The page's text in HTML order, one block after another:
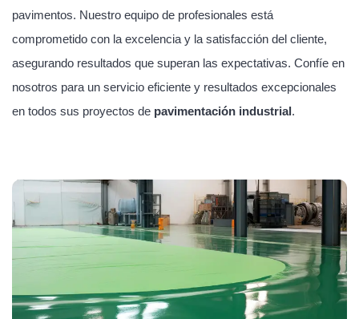
pavimentos. Nuestro equipo de profesionales está
comprometido con la excelencia y la satisfacción del cliente,
asegurando resultados que superan las expectativas. Confíe en
nosotros para un servicio eficiente y resultados excepcionales
en todos sus proyectos de pavimentación industrial.